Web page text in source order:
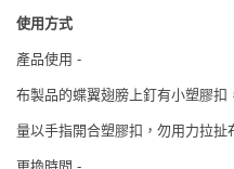
使用方式
產品使用 -
布製品的蝶翼翅膀上釘有小塑膠
量以手指開合塑膠扣，勿用力拉扯